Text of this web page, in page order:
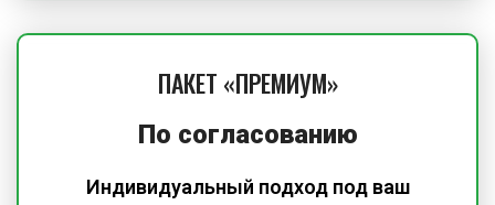
ПАКЕТ «ПРЕМИУМ»
По согласованию
Индивидуальный подход под ваш